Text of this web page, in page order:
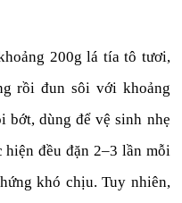
200g lá tía tô tươi,
rồi đun sôi với khoảng
bớt, dùng để vệ sinh nhẹ
đều đặn 2–3 lần mỗi
khó chịu. Tuy nhiên,